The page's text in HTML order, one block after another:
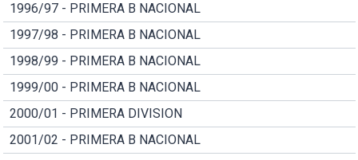
1996/97 - PRIMERA B NACIONAL
1997/98 - PRIMERA B NACIONAL
1998/99 - PRIMERA B NACIONAL
1999/00 - PRIMERA B NACIONAL
2000/01 - PRIMERA DIVISION
2001/02 - PRIMERA B NACIONAL